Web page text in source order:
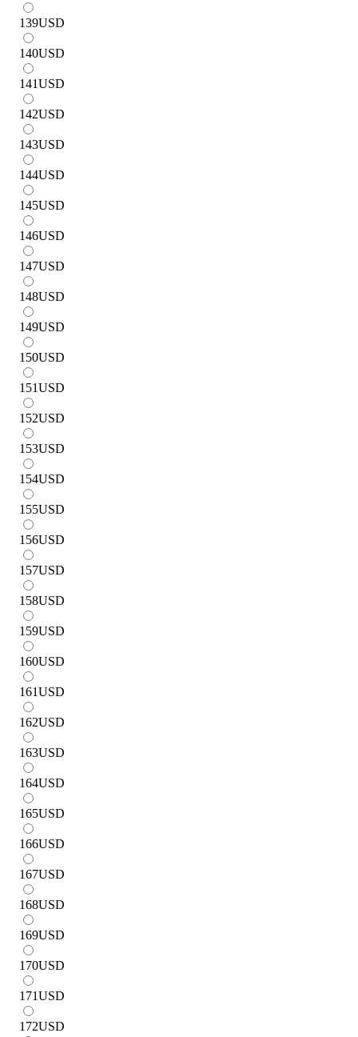
139USD
140USD
141USD
142USD
143USD
144USD
145USD
146USD
147USD
148USD
149USD
150USD
151USD
152USD
153USD
154USD
155USD
156USD
157USD
158USD
159USD
160USD
161USD
162USD
163USD
164USD
165USD
166USD
167USD
168USD
169USD
170USD
171USD
172USD